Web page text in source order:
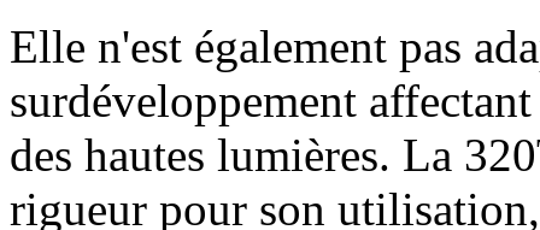
Elle n'est également pas
surdéveloppement
des hautes lumières. La
rigueur pour son